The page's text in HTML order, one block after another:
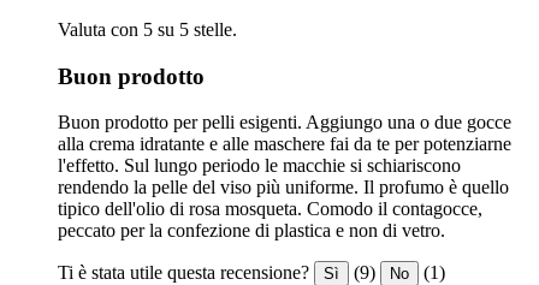
Valuta con 5 su 5 stelle.
Buon prodotto
Buon prodotto per pelli esigenti. Aggiungo una o due gocce
alla crema idratante e alle maschere fai da te per potenziarne
l'effetto. Sul lungo periodo le macchie si schiariscono
rendendo la pelle del viso più uniforme. Il profumo è quello
tipico dell'olio di rosa mosqueta. Comodo il contagocce,
peccato per la confezione di plastica e non di vetro.
Ti è stata utile questa recensione? Sì (9) No (1)